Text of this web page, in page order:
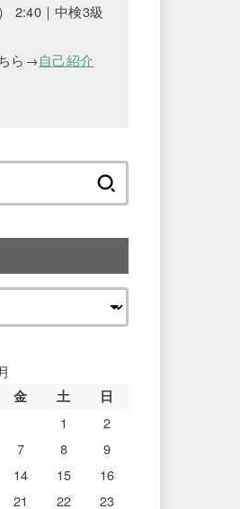
2:40｜中検3級
ら→自己紹介
金 土 日
1
2
7 8
9
14 15
16
21 22
23